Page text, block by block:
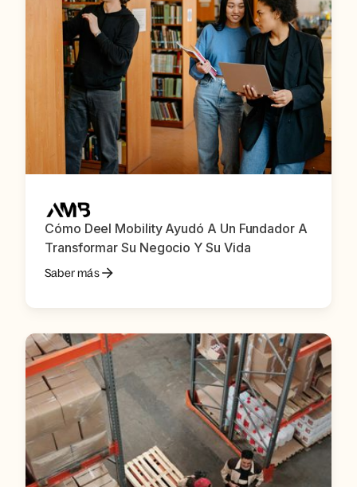
Cómo Deel Mobility Ayudó A Un Fundador A
Transformar Su Negocio Y Su Vida
Saber más